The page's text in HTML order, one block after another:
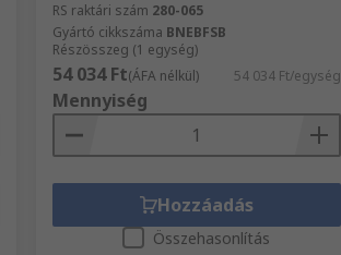
RS raktári szám 280-065
Gyártó cikkszáma BNEBFSB
Részösszeg (1 egység)
54 034 Ft(ÁFA nélkül) 54 034 Ft/egység
Mennyiség
Hozzáadás
Összehasonlítás